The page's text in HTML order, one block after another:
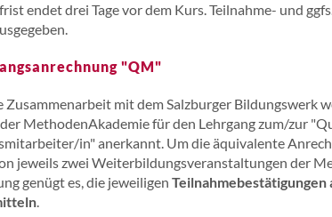
endet drei Tage vor dem Kurs. Teilnahme- und
"QM"
Zusammenarbeit mit dem Salzburger Bildungswerk
MethodenAkademie für den Lehrgang zum/zur
in" anerkannt. Um die äquivalente
jeweils zwei Weiterbildungsveranstaltungen der
genügt es, die jeweiligen Teilnahmebestätigungen
.